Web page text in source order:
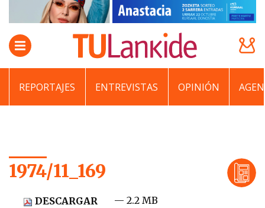
REPORTAJES ENTREVISTAS OPINIÓN
1974/11_169
DESCARGAR — 2.2 MB